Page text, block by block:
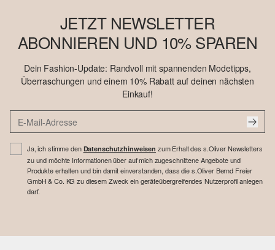
JETZT NEWSLETTER
ABONNIEREN UND 10% SPAREN
Dein Fashion-Update: Randvoll mit spannenden Modetipps,
Überraschungen und einem 10% Rabatt auf deinen nächsten
Einkauf!
Ja, ich stimme den Datenschutzhinweisen zum Erhalt des s.Oliver Newsletters
zu und möchte Informationen über auf mich zugeschnittene Angebote und
Produkte erhalten und bin damit einverstanden, dass die s.Oliver Bernd Freier
GmbH & Co. KG zu diesem Zweck ein geräteübergreifendes Nutzerprofil anlegen
darf.